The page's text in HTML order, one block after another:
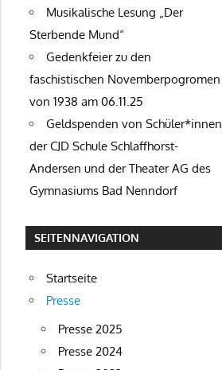
Musikalische Lesung „Der
Sterbende Mund“
Gedenkfeier zu den
faschistischen Novemberpogromen
von 1938 am 06.11.25
Geldspenden von Schüler*innen
der CJD Schule Schlaffhorst-
Andersen und der Theater AG des
Gymnasiums Bad Nenndorf
SEITENNAVIGATION
Startseite
Presse
Presse 2025
Presse 2024